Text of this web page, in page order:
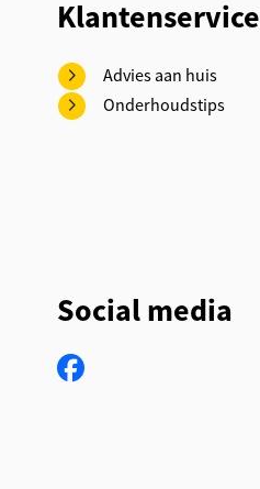
Klantenservice
Advies aan huis
Onderhoudstips
Social media